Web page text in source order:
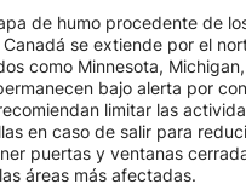
de humo procedente de
se extiende por el
como Minnesota,
bajo alerta por
limitar las
en caso de salir para
puertas y ventanas
áreas más afectadas.